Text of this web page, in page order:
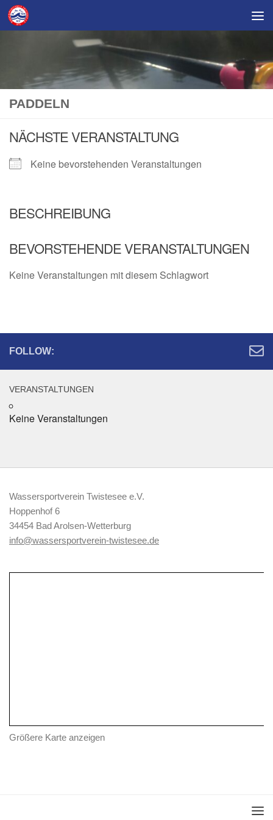
Skip to content
PADDELN
NÄCHSTE VERANSTALTUNG
Keine bevorstehenden Veranstaltungen
BESCHREIBUNG
BEVORSTEHENDE VERANSTALTUNGEN
Keine Veranstaltungen mit diesem Schlagwort
FOLLOW:
VERANSTALTUNGEN
Keine Veranstaltungen
Wassersportverein Twistesee e.V.
Hoppenhof 6
34454 Bad Arolsen-Wetterburg
info@wassersportverein-twistesee.de
Größere Karte anzeigen